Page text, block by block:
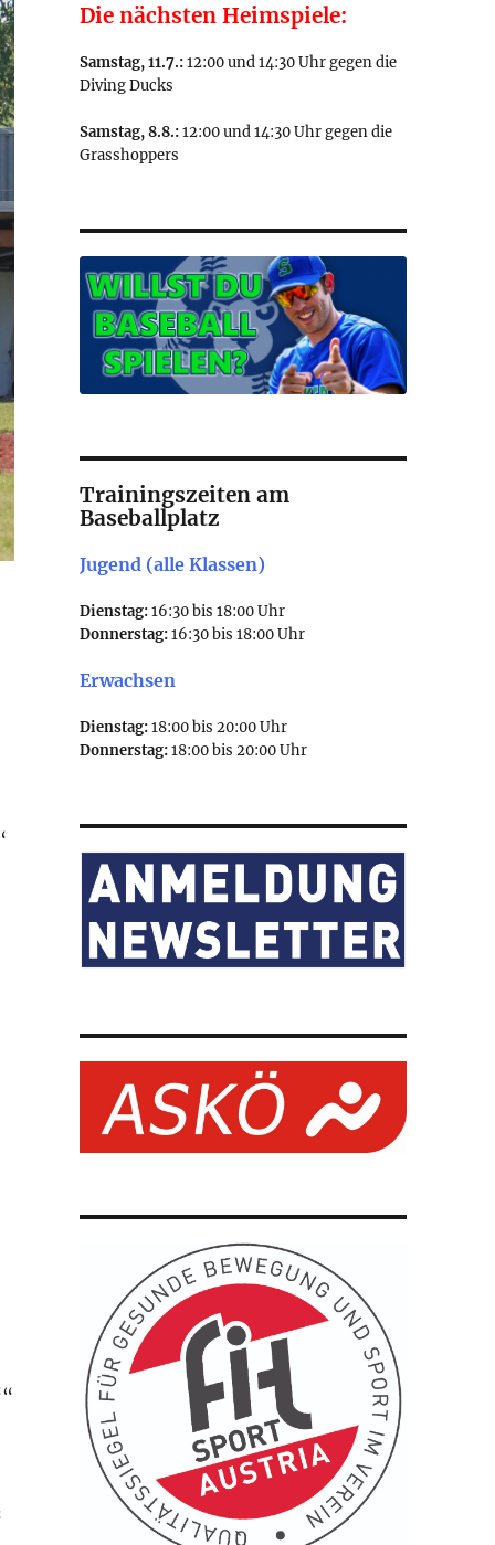
Die nächsten Heimspiele:
Samstag, 11.7.:12:00 und 14:30 Uhr gegen die
Diving Ducks
Samstag, 8.8.:12:00 und 14:30 Uhr gegen die
Grasshoppers
Trainingszeiten am
Baseballplatz
Jugend (alle Klassen)
Dienstag:16:30 bis 18:00 Uhr
Donnerstag:16:30 bis 18:00 Uhr
Erwachsen
Dienstag:18:00 bis 20:00 Uhr
Donnerstag:18:00 bis 20:00 Uhr